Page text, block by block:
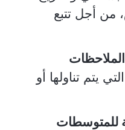
من أجل تتبع
يتم تناولها أو
للمتوسطات